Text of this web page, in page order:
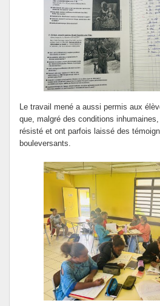
Le travail mené a aussi permis aux
que, malgré des conditions
résisté et ont parfois laissé des
bouleversants.